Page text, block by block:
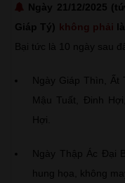
Ngày 21/12/2025
Giáp Tý) không phải
Bại tức là 10 ngày sau
Ngày Giáp Thìn, Ất
Mậu Tuất, Đinh
Hợi.
Ngày Thập Ác Đại
hung họa, không